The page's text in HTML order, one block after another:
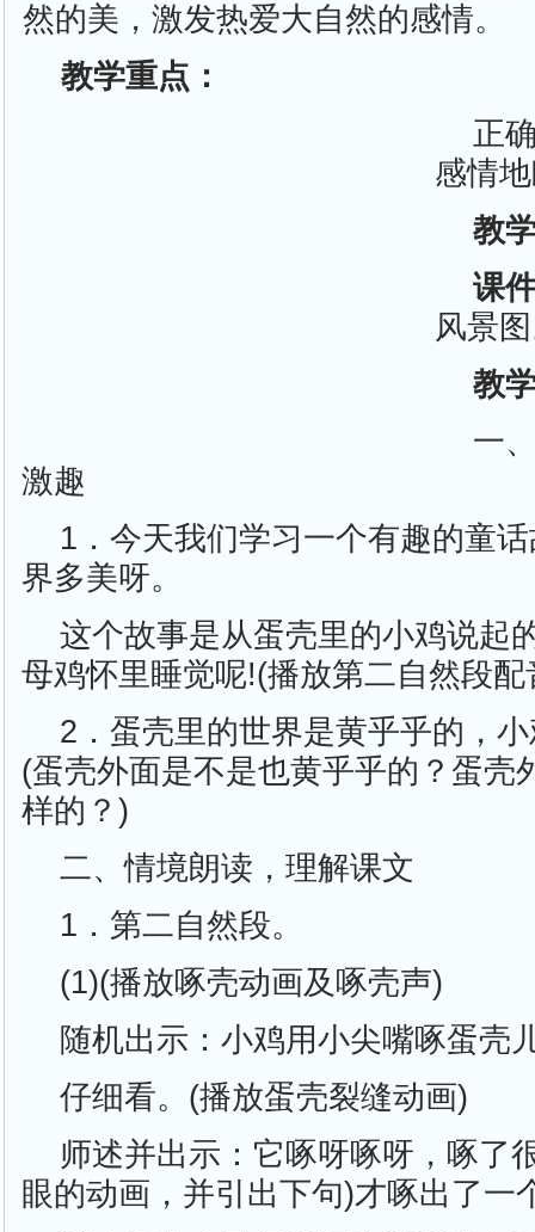
然的美，激发热爱大自然的感情。
教学重点：
正
感情
教
课
风景
教
一
激趣
1．今天我们学习一个有趣的童
界多美呀。
这个故事是从蛋壳里的小鸡说起
母鸡怀里睡觉呢!(播放第二自然段
2．蛋壳里的世界是黄乎乎的，
(蛋壳外面是不是也黄乎乎的？蛋壳
样的？)
二、情境朗读，理解课文
1．第二自然段。
(1)(播放啄壳动画及啄壳声)
随机出示：小鸡用小尖嘴啄蛋壳
仔细看。(播放蛋壳裂缝动画)
师述并出示：它啄呀啄呀，啄了
眼的动画，并引出下句)才啄出了一